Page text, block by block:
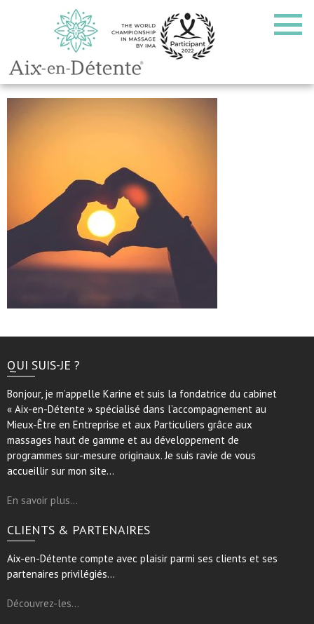
QUI SUIS-JE ?
Bonjour, je m’appelle Karine et suis la fondatrice du cabinet
« Aix-en-Détente » spécialisé dans l’accompagnement au
Mieux-Être en Entreprise et aux Particuliers grâce aux
massages haut de gamme et au développement de
programmes sur-mesure originaux. Je suis ravie de vous
accueillir sur mon site…
En savoir plus…
CLIENTS & PARTENAIRES
Aix-en-Détente compte avec plaisir parmi ses clients et ses
partenaires privilégiés…
Découvrez-les…